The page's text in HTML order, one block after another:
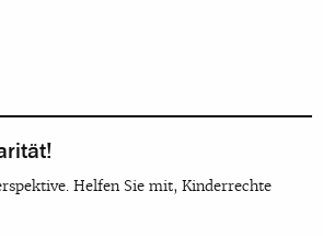
Helfen Sie mit, Kinderrechte